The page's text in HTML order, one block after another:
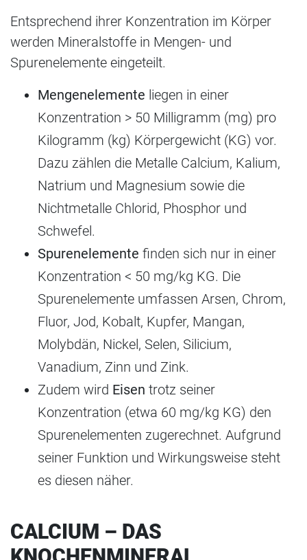
Entsprechend ihrer Konzentration im Körper
werden Mineralstoffe in Mengen- und
Spurenelemente eingeteilt.
Mengenelemente liegen in einer
Konzentration > 50 Milligramm (mg) pro
Kilogramm (kg) Körpergewicht (KG) vor.
Dazu zählen die Metalle Calcium, Kalium,
Natrium und Magnesium sowie die
Nichtmetalle Chlorid, Phosphor und
Schwefel.
Spurenelemente finden sich nur in einer
Konzentration < 50 mg/kg KG. Die
Spurenelemente umfassen Arsen, Chrom,
Fluor, Jod, Kobalt, Kupfer, Mangan,
Molybdän, Nickel, Selen, Silicium,
Vanadium, Zinn und Zink.
Zudem wird Eisen trotz seiner
Konzentration (etwa 60 mg/kg KG) den
Spurenelementen zugerechnet. Aufgrund
seiner Funktion und Wirkungsweise steht
es diesen näher.
CALCIUM – DAS